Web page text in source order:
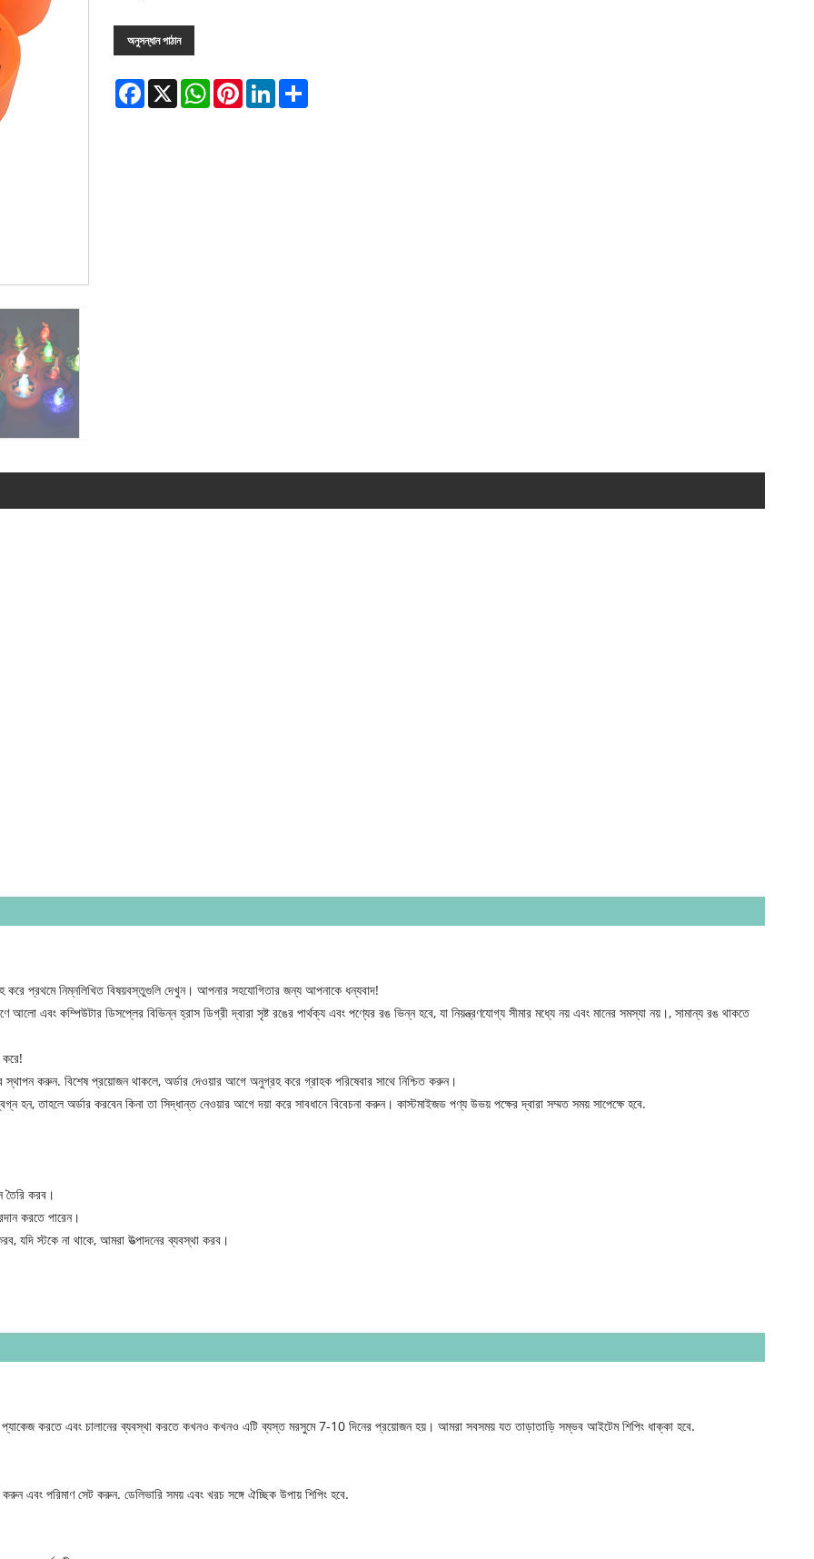
অনুসন্ধান পাঠান
Facebook
X WhatsApp
PinterestLinkedIn
প্রথমে নিম্নলিখিত বিষয়বস্তুগুলি দেখুন। আপনার সহযোগিতার জন্য আপনাকে ধন্যবাদ!
এবং কম্পিউটার ডিসপ্লের বিভিন্ন হ্রাস ডিগ্রী দ্বারা সৃষ্ট রঙের পার্থক্য এবং পণ্যের রঙ ভিন্ন হবে, যা নিয়ন্ত্রণযোগ্য সীমার মধ্যে নয় এবং মানের সমস্যা নয়।, সামান্য রঙ থাকতে
স্থাপন করুন. বিশেষ প্রয়োজন থাকলে, অর্ডার দেওয়ার আগে অনুগ্রহ করে গ্রাহক পরিষেবার সাথে নিশ্চিত করুন।
তাহলে অর্ডার করবেন কিনা তা সিদ্ধান্ত নেওয়ার আগে দয়া করে সাবধানে বিবেচনা করুন। কাস্টমাইজড পণ্য উভয় পক্ষের দ্বারা সম্মত সময় সাপেক্ষে হবে.
তৈরি করব।
করতে পারেন।
যদি স্টকে না থাকে, আমরা উত্পাদনের ব্যবস্থা করব।
করতে এবং চালানের ব্যবস্থা করতে কখনও কখনও এটি ব্যস্ত মরসুমে 7-10 দিনের প্রয়োজন হয়। আমরা সবসময় যত তাড়াতাড়ি সম্ভব আইটেম শিপিং ধাক্কা হবে.
এবং পরিমাণ সেট করুন. ডেলিভারি সময় এবং খরচ সঙ্গে ঐচ্ছিক উপায় শিপিং হবে.